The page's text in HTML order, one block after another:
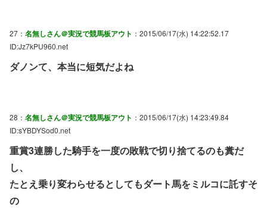
27： 名無しさん＠実況で競馬板アウト ：2015/06/17(水) 14:22:52.17
ID:Jz7kPU960.net
ダノンて、本当に短気だよね
28： 名無しさん＠実況で競馬板アウト ：2015/06/17(水) 14:23:49.84
ID:sYBDYSod0.net
重賞3連勝した騎手を一度の敗戦で切り捨てるのも糞だ
し、
たとえ乗り変わらせるとしてもダート馬をミルコに託すそ
の